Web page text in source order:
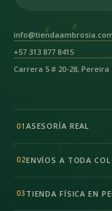
+57 313 877 8415
Carrera 5 # 20-28, Pereira
01 ASESORÍA REAL
02ENVÍOS A TODA
03 TIENDA FÍSICA EN